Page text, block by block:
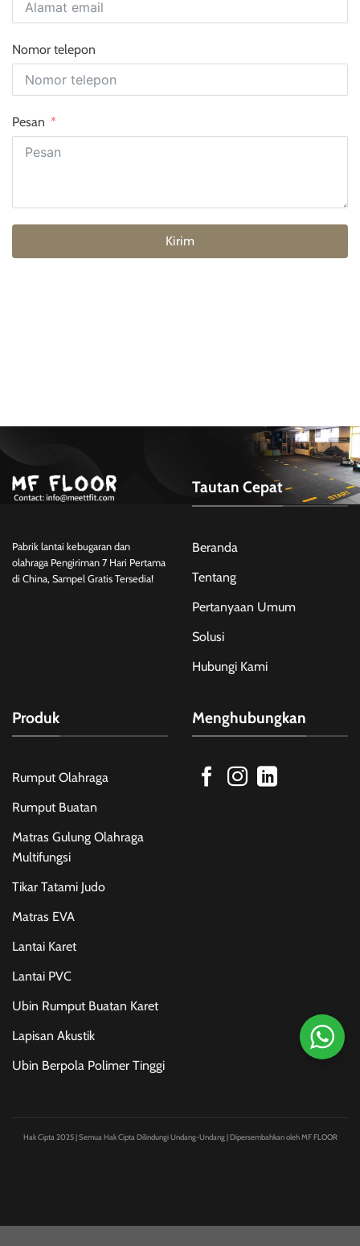
Nomor telepon
Pesan
Kirim
Pabrik lantai kebugaran dan
olahraga Pengiriman 7 Hari Pertama
di China, Sampel Gratis Tersedia!
Tautan Cepat
Beranda
Tentang
Pertanyaan Umum
Solusi
Hubungi Kami
Produk
Rumput Olahraga
Rumput Buatan
Matras Gulung Olahraga
Multifungsi
Tikar Tatami Judo
Matras EVA
Lantai Karet
Lantai PVC
Ubin Rumput Buatan Karet
Lapisan Akustik
Ubin Berpola Polimer Tinggi
Menghubungkan
Hak Cipta 2025 | Semua Hak Cipta Dilindungi Undang-Undang | Dipersembahkan oleh MF FLOOR